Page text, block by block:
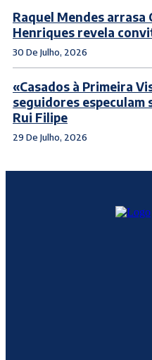
Raquel Mendes arrasa
Henriques revela
30 De Julho, 2026
«Casados à Primeira
seguidores
Rui Filipe
29 De Julho, 2026